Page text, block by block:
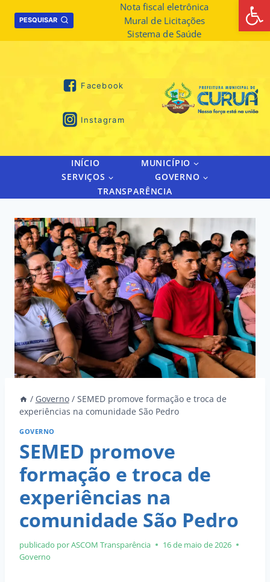
PESQUISAR
Nota fiscal eletrônica
Mural de Licitações
Sistema de Saúde
Facebook
Instagram
INÍCIO
MUNICÍPIO
SERVIÇOS
GOVERNO
TRANSPARÊNCIA
/ Governo / SEMED promove formação e troca de
experiências na comunidade São Pedro
GOVERNO
SEMED promove
formação e troca de
experiências na
comunidade São Pedro
publicado por ASCOM Transparência
16 de maio de 2026
Governo